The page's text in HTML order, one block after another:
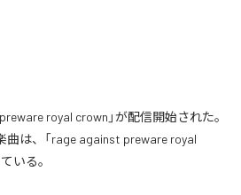
royal crown」が配信開始された。
は、「rage against preware royal
いる。